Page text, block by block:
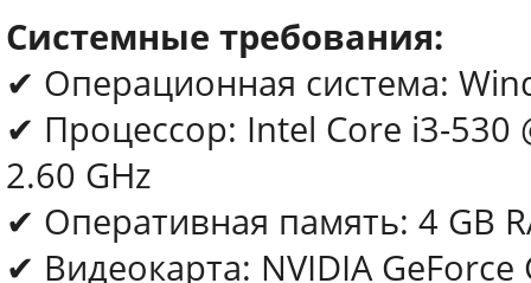
Системные требования:
✔ Операционная система:
✔ Процессор: Intel Core i3-530
2.60 GHz
✔ Оперативная память: 4 GB
✔ Видеокарта: NVIDIA GeForce